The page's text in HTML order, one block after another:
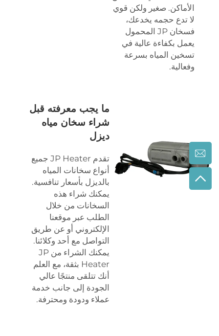
الأماكن. صغير ولكن قوي
لا تدع حجمه يخدعك،
فسخان JP المحمول
يعمل بكفاءة عالية في
تسخين المياه بسرعة
وفعالية.
ما يجب معرفته قبل
شراء سخان مياه
ديزل
تقدم JP Heater جميع
أنواع سخانات المياه
بالديزل بأسعار تنافسية.
يمكنك شراء هذه
السخانات من خلال
الطلب عبر موقعنا
الإلكتروني أو عن طريق
التواصل مع أحد وكلائنا.
يمكنك الشراء من JP
Heater بثقة، مع العلم
أنك تتلقى منتجًا عالي
الجودة إلى جانب خدمة
عملاء ودودة ومحترفة.